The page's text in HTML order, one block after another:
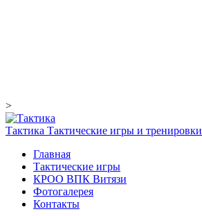
>
Тактика Тактические игры и тренировки
Главная
Тактические игры
КРОО ВПК Витязи
Фотогалерея
Контакты